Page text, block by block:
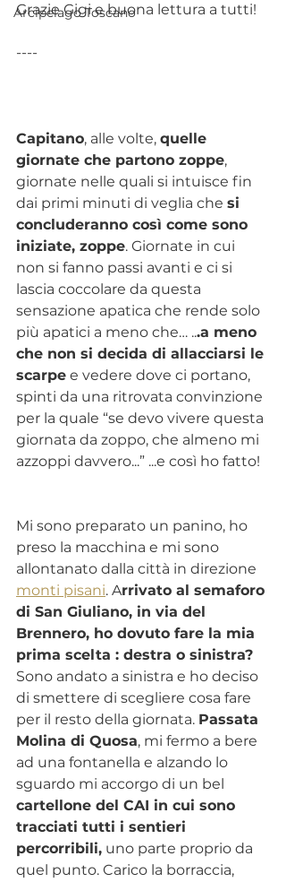
Arcipelago Toscano
Grazie Gigi e buona lettura a tutti!
----
Capitano, alle volte, quelle
giornate che partono zoppe,
giornate nelle quali si intuisce fin
dai primi minuti di veglia che si
concluderanno così come sono
iniziate, zoppe. Giornate in cui
non si fanno passi avanti e ci si
lascia coccolare da questa
sensazione apatica che rende solo
più apatici a meno che… ...a meno
che non si decida di allacciarsi le
scarpe e vedere dove ci portano,
spinti da una ritrovata convinzione
per la quale “se devo vivere questa
giornata da zoppo, che almeno mi
azzoppi davvero...” ...e così ho fatto!
Mi sono preparato un panino, ho
preso la macchina e mi sono
allontanato dalla città in direzione
monti pisani. Arrivato al semaforo
di San Giuliano, in via del
Brennero, ho dovuto fare la mia
prima scelta : destra o sinistra?
Sono andato a sinistra e ho deciso
di smettere di scegliere cosa fare
per il resto della giornata. Passata
Molina di Quosa, mi fermo a bere
ad una fontanella e alzando lo
sguardo mi accorgo di un bel
cartellone del CAI in cui sono
tracciati tutti i sentieri
percorribili, uno parte proprio da
quel punto. Carico la borraccia,